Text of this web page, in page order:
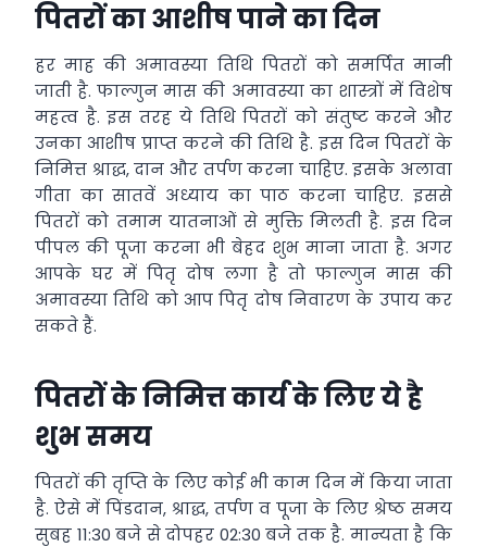
पितरों का आशीष पाने का दिन
हर माह की अमावस्या तिथि पितरों को समर्पित मानी
जाती है. फाल्गुन मास की अमावस्या का शास्त्रों में विशेष
महत्व है. इस ​तरह ये तिथि पितरों को सं​तुष्ट करने और
उनका आशीष प्राप्त करने की तिथि है. इस दिन पितरों के
निमित्त श्राद्ध, दान और तर्पण करना चाहिए. इसके अलावा
गीता का सातवें अध्याय का पाठ करना चाहिए. इससे
पितरों को तमाम यातनाओं से मुक्ति मिलती है. इस दिन
पीपल की पूजा करना भी बेहद शुभ माना जाता है. अगर
आपके घर में पितृ दोष लगा है तो फाल्गुन मास की
अमावस्या तिथि को आप पितृ दोष निवारण के उपाय कर
सकते हैं.
पितरों के निमित्त कार्य के लिए ये है
शुभ समय
पितरों की तृप्ति के लिए कोई भी काम दिन में किया जाता
है. ऐसे में पिंडदान, श्राद्ध, तर्पण व पूजा के लिए श्रेष्ठ समय
सुबह 11:30 बजे से दोपहर 02:30 बजे तक है. मान्यता है कि